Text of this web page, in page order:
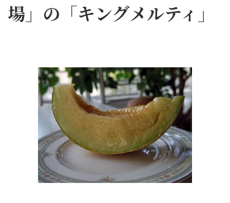
場」の「キングメルティ」